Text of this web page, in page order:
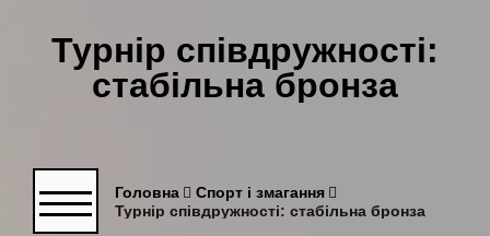
Турнір співдружності:
стабільна бронза
Головна
Спорт і змагання
Турнір співдружності: стабільна бронза